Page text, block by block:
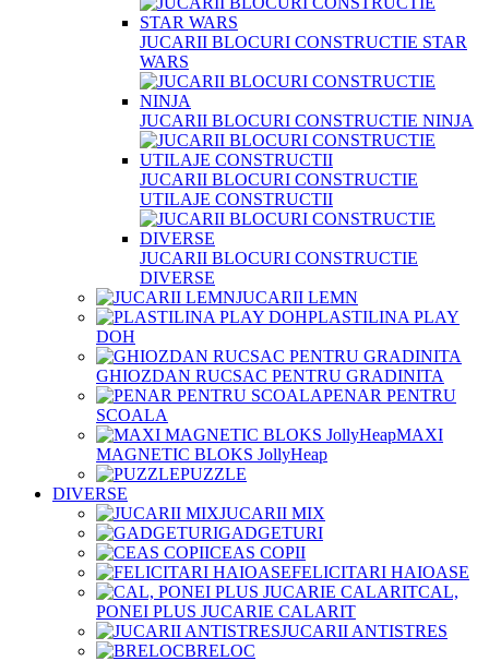
JUCARII BLOCURI CONSTRUCTIE STAR
WARS
JUCARII BLOCURI CONSTRUCTIE NINJA
JUCARII BLOCURI CONSTRUCTIE
UTILAJE CONSTRUCTII
JUCARII BLOCURI CONSTRUCTIE
DIVERSE
JUCARII LEMN
PLASTILINA PLAY
DOH
GHIOZDAN RUCSAC PENTRU GRADINITA
PENAR PENTRU
SCOALA
MAXI
MAGNETIC BLOKS JollyHeap
PUZZLE
DIVERSE
JUCARII MIX
GADGETURI
CEAS COPII
FELICITARI HAIOASE
CAL,
PONEI PLUS JUCARIE CALARIT
JUCARII ANTISTRES
BRELOC